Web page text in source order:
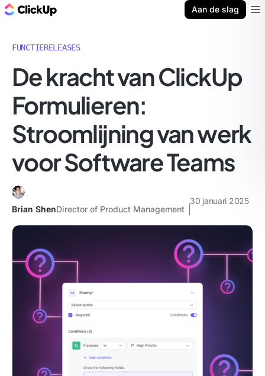
Aan de slag
FUNCTIERELEASES
De kracht van ClickUp
Formulieren:
Stroomlijning van werk
voor Software Teams
Brian ShenDirector of Product Management
30 januari 2025